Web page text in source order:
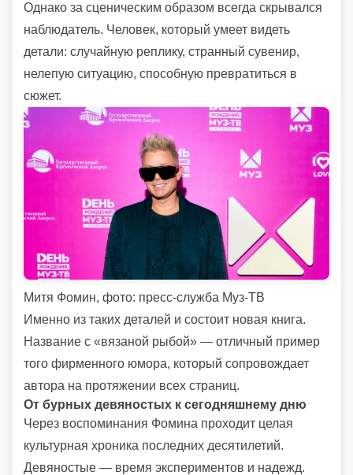
Однако за сценическим образом всегда скрывался
наблюдатель. Человек, который умеет видеть
детали: случайную реплику, странный сувенир,
нелепую ситуацию, способную превратиться в
сюжет.
Митя Фомин, фото: пресс-служба Муз-ТВ
Именно из таких деталей и состоит новая книга.
Название с «вязаной рыбой» — отличный пример
того фирменного юмора, который сопровождает
автора на протяжении всех страниц.
От бурных девяностых к сегодняшнему дню
Через воспоминания Фомина проходит целая
культурная хроника последних десятилетий.
Девяностые — время экспериментов и надежд.